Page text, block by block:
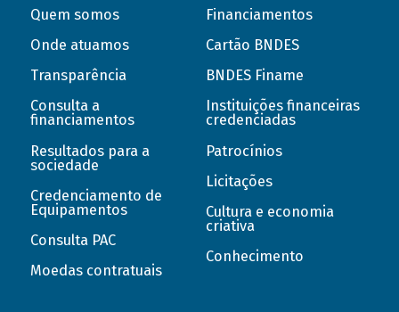
Quem somos
Onde atuamos
Transparência
Consulta a
financiamentos
Resultados para a
sociedade
Credenciamento de
Equipamentos
Consulta PAC
Moedas contratuais
Financiamentos
Cartão BNDES
BNDES Finame
Instituições financeiras
credenciadas
Patrocínios
Licitações
Cultura e economia
criativa
Conhecimento